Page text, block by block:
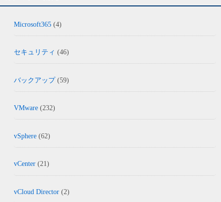
Microsoft365 (4)
セキュリティ (46)
バックアップ(59)
VMware (232)
vSphere (62)
vCenter (21)
vCloud Director (2)